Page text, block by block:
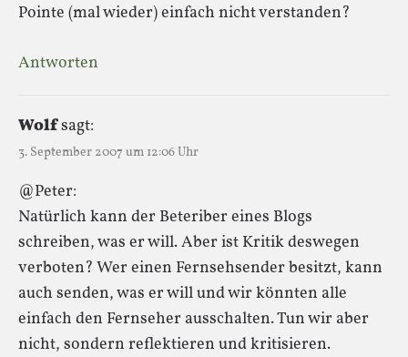
Pointe (mal wieder) einfach nicht verstanden?
Antworten
Wolfsagt:
3. September 2007 um 12:06 Uhr
@Peter:
Natürlich kann der Beteriber eines Blogs
schreiben, was er will. Aber ist Kritik deswegen
verboten? Wer einen Fernsehsender besitzt, kann
auch senden, was er will und wir könnten alle
einfach den Fernseher ausschalten. Tun wir aber
nicht, sondern reflektieren und kritisieren.